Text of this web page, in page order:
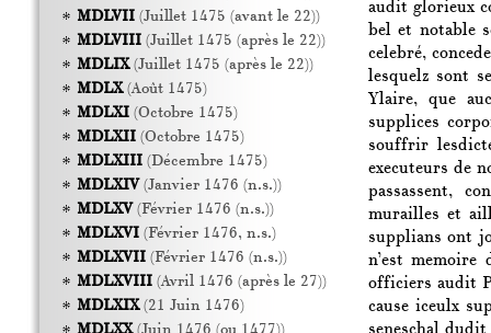
audit glorieux
bel et notable
celebré,
lesquelz sont
Ylaire, que
supplices
souffrir
executeurs de
passassent,
murailles et
supplians ont
n’est
officiers audit
cause iceulx
seneschal
MDLVII(Juillet 1475 (avant le 22))
MDLVIII(Juillet 1475 (après le 22))
MDLIX(Juillet 1475 (après le 22))
MDLX(Août 1475)
MDLXI(Octobre 1475)
MDLXII(Octobre 1475)
MDLXIII(Décembre 1475)
MDLXIV(Janvier 1476 (n.s.))
MDLXV(Février 1476 (n.s.))
MDLXVI(Février 1476, n.s.)
MDLXVII(Février 1476 (n.s.))
MDLXVIII(Avril 1476 (après le 27))
MDLXIX(21 Juin 1476)